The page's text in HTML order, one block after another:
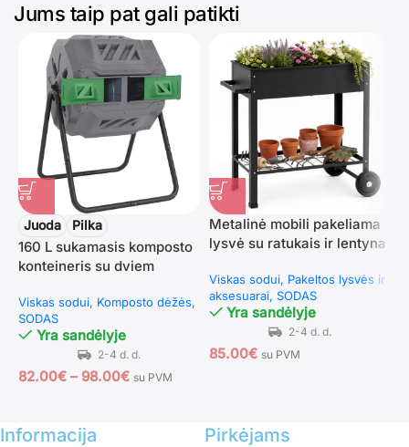
Jums taip pat gali patikti
Juoda Pilka
160 L sukamasis komposto
konteineris su dviem
Viskas sodui Komposto dėžės
SODAS
Yra sandėlyje
82.00€ – 98.00€ su PVM
Metalinė mobili pakeliama
lysvė su ratukais ir lentyna
Viskas sodui Pakeltos lysvės ir
aksesuarai SODAS
Yra sandėlyje
85.00€ su PVM
Informacija Pirkėjams